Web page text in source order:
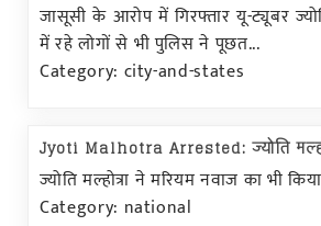
जासूसी के आरोप में गिरफ्तार यू-ट्यूबर
में रहे लोगों से भी पुलिस ने पूछत...
Category: city-and-states
Jyoti Malhotra Arrested: ज्योति
ज्योति मल्होत्रा ने मरियम नवाज का भी
Category: national